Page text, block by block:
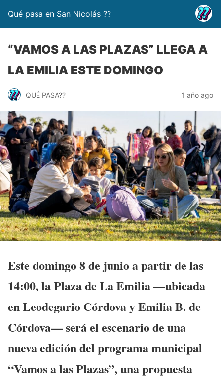
Qué pasa en San Nicolás ??
“VAMOS A LAS PLAZAS” LLEGA A
LA EMILIA ESTE DOMINGO
QUÉ PASA?? 1 año ago
Este domingo 8 de junio a partir de las
14:00, la Plaza de La Emilia —ubicada
en Leodegario Córdova y Emilia B. de
Córdova— será el escenario de una
nueva edición del programa municipal
“Vamos a las Plazas”, una propuesta